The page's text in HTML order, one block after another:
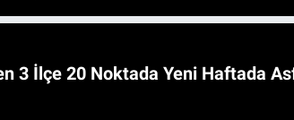
Asfalt